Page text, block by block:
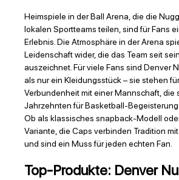
Heimspiele in der Ball Arena, die die
lokalen Sportteams teilen, sind für Fans
Erlebnis. Die Atmosphäre in der Arena
Leidenschaft wider, die das Team seit
auszeichnet. Für viele Fans sind Denver
als nur ein Kleidungsstück – sie stehen
Verbundenheit mit einer Mannschaft, die
Jahrzehnten für Basketball-
Ob als klassisches snapback-Modell
Variante, die Caps verbinden Tradition
und sind ein Muss für jeden echten Fan.
Top-Produkte: Denver